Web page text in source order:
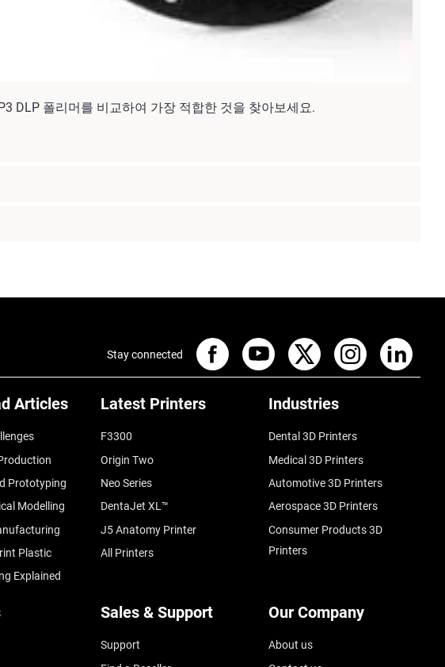
DLP 폴리머를 비교하여 가장 적합한 것을 찾아보세요.
Articles
Prototyping
Modelling
Plastic
Explained
Latest Printers
F3300
Origin Two
Neo Series
DentaJet XL™
J5 Anatomy Printer
All Printers
Industries
Dental 3D Printers
Medical 3D Printers
Automotive 3D Printers
Aerospace 3D Printers
Consumer Products 3D
Printers
Sales & Support
Support
Our Company
About us
Stay connected